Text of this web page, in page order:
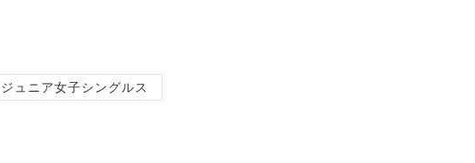
ジュニア女子シングルス